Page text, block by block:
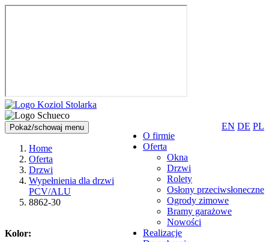
Pokaż/schowaj menu EN DE PL
O firmie
Oferta
Okna
Drzwi
Rolety
Osłony przeciwsłoneczne
Ogrody zimowe
Bramy garażowe
Nowości
Realizacje
Home
Oferta
Drzwi
Wypełnienia dla drzwi
PCV/ALU
8862-30
Kolor: